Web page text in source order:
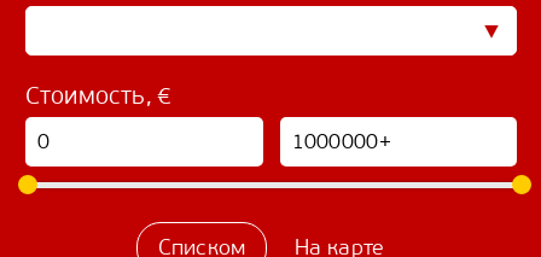
Стоимость, €
Списком На карте